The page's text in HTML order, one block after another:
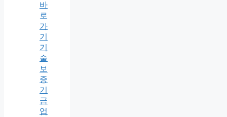
바
로
가
기
기
술
보
증
기
금
업